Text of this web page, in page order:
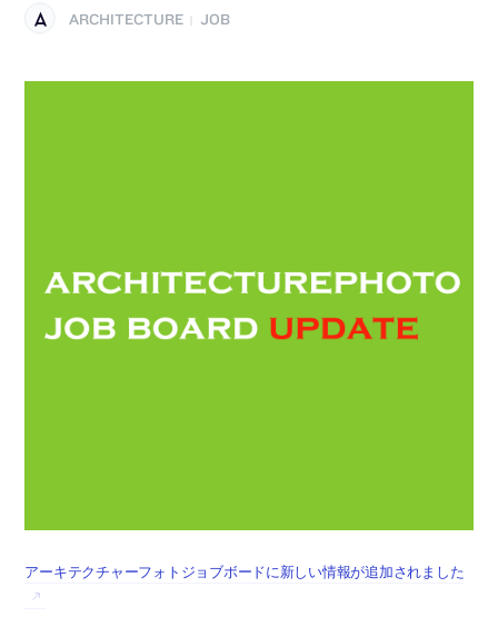
ARCHITECTURE JOB
アーキテクチャーフォトジョブボードに新しい情報が追加されました